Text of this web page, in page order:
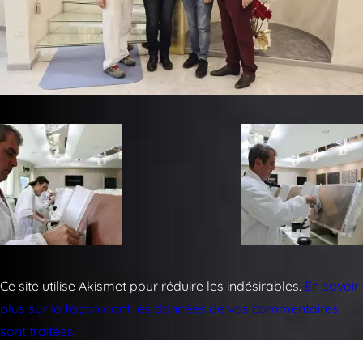
Ce site utilise Akismet pour réduire les indésirables. En savoir
plus sur la façon dont les données de vos commentaires
sont traitées.